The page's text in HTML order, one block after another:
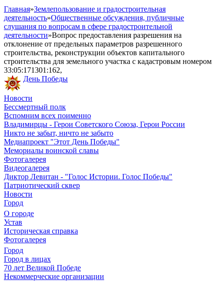
Главная»Землепользование и градостроительная
деятельность»Общественные обсуждения, публичные
слушания по вопросам в сфере градостроительной
деятельности»Вопрос предоставления разрешения на
отклонение от предельных параметров разрешенного
строительства, реконструкции объектов капитального
строительства для земельного участка с кадастровым номером
33:05:171301:162,
День Победы
Новости
Бессмертный полк
Вспомним всех поименно
Владимирцы - Герои Советского Союза, Герои России
Никто не забыт, ничто не забыто
Медиапроект "Этот День Победы"
Мемориалы воинской славы
Фотогалерея
Видеогалерея
Диктор Левитан - "Голос Истории. Голос Победы"
Патриотический сквер
Новости
Город
О городе
Устав
Историческая справка
Фотогалерея
Город
Город в лицах
70 лет Великой Победе
Некоммерческие организации